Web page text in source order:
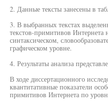
2. Данные тексты занесены в
3. В выбранных текстах
текстов-примитивов Интернета
синтаксическом,
графическом уровне.
4. Результаты анализа
В ходе диссертационного
квантитативные показатели
примитивов Интернета по